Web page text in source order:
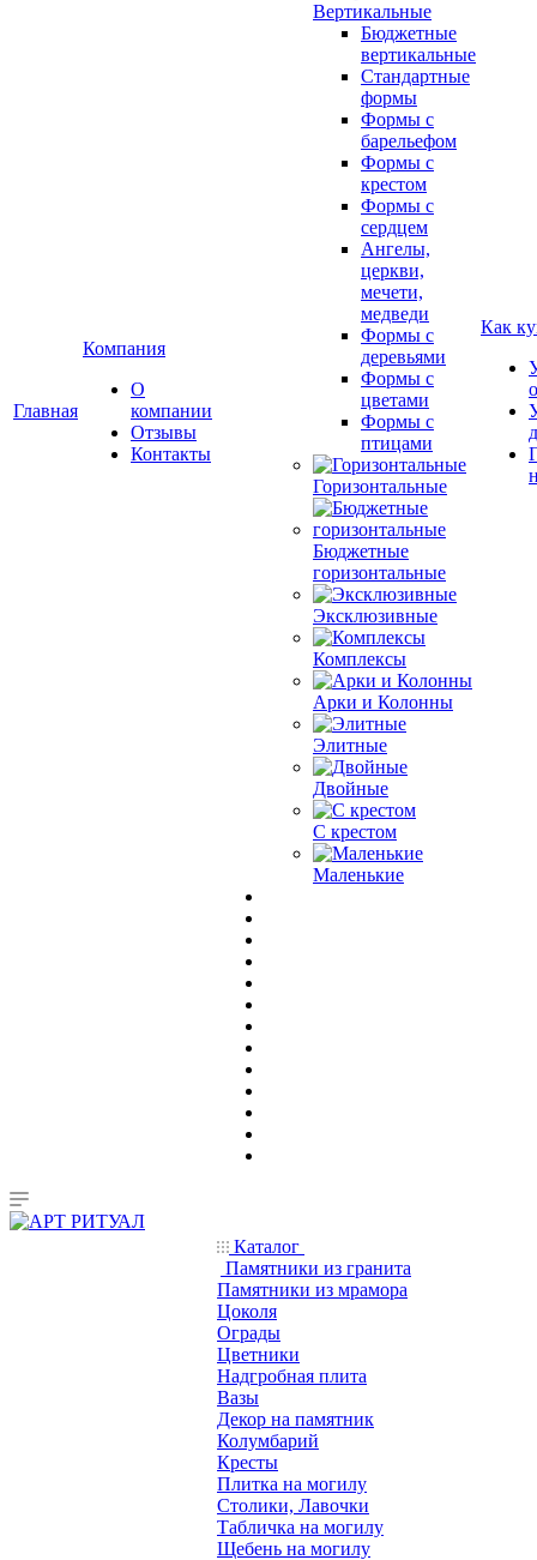
Главная
Компания
О
компании
Отзывы
Контакты
Вертикальные
Бюджетные
вертикальные
Стандартные
формы
Формы с
барельефом
Формы с
крестом
Формы с
сердцем
Ангелы,
церкви,
мечети,
медведи
Формы с
деревьями
Формы с
цветами
Формы с
птицами
Горизонтальные
Бюджетные
горизонтальные
Эксклюзивные
Комплексы
Арки и Колонны
Элитные
Двойные
С крестом
Маленькие
Как
Каталог
Памятники из гранита
Памятники из мрамора
Цоколя
Ограды
Цветники
Надгробная плита
Вазы
Декор на памятник
Колумбарий
Кресты
Плитка на могилу
Столики, Лавочки
Табличка на могилу
Щебень на могилу